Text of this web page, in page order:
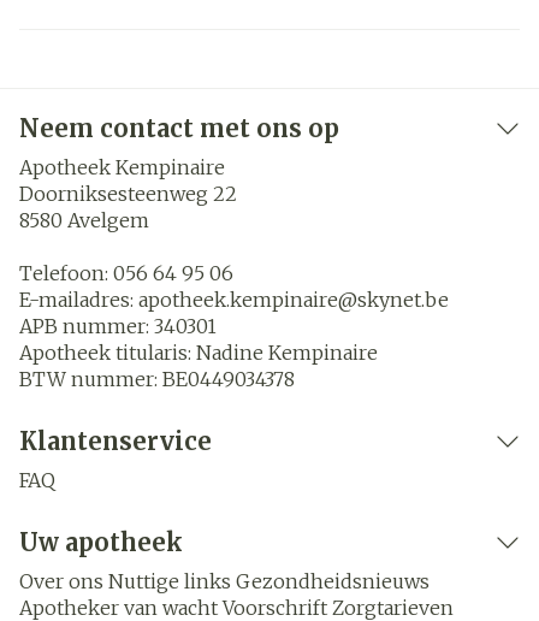
Neem contact met ons op
Apotheek Kempinaire
Doorniksesteenweg 22
8580 Avelgem
Telefoon: 056 64 95 06
E-mailadres: apotheek.kempinaire@skynet.be
APB nummer: 340301
Apotheek titularis: Nadine Kempinaire
BTW nummer: BE0449034378
Klantenservice
FAQ
Uw apotheek
Over ons Nuttige links Gezondheidsnieuws
Apotheker van wacht Voorschrift Zorgtarieven